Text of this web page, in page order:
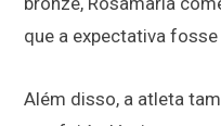
que a expectativa fosse
Além disso, a atleta